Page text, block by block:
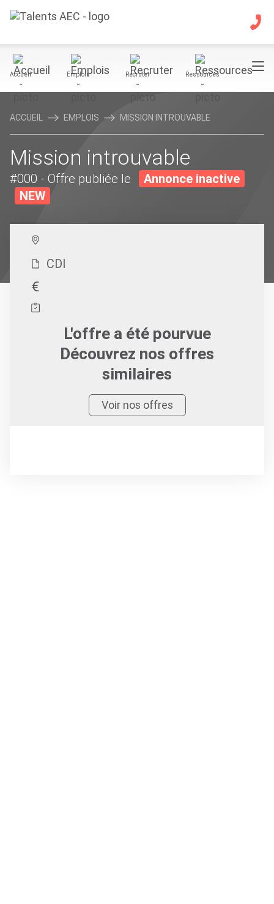
Accueil Emplois Recruter Ressources
ACCUEIL EMPLOIS MISSION INTROUVABLE
Mission introuvable
#000 - Offre publiée le
Annonce inactive
NEW
CDI
L'offre a été pourvue
Découvrez nos offres
similaires
Voir nos offres